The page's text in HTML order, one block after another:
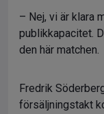
– Nej, vi är klara
publikkapacitet.
den här matchen.
Fredrik
försäljningstakt